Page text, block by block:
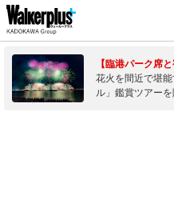
【臨港パーク席
花火を間近で堪
ル」鑑賞ツアー